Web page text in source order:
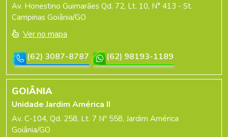
Av. Honestino Guimarães Qd. 72, Lt. 10, N° 413 - St.
Campinas Goiânia/GO
Ver no mapa
(62) 3087-8787
(62) 98193-1189
GOIÂNIA
Unidade Jardim América II
Av. C-104, Qd. 258, Lt. 7 Nº 558, Jardim América
Goiânia/GO